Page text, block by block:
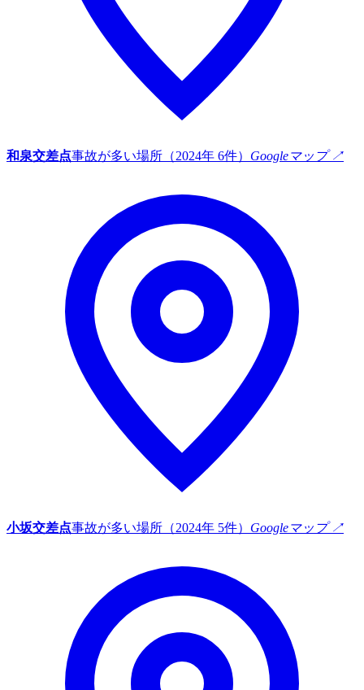
和泉交差点事故が多い場所（2024年 6件） Googleマップ ↗
小坂交差点事故が多い場所（2024年 5件） Googleマップ ↗